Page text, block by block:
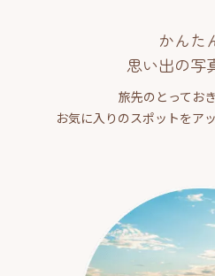
かんた
思い出の写
旅先のとってお
お気に入りのスポットをア